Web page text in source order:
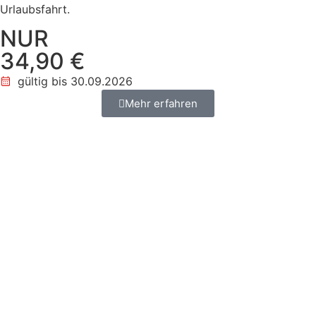
Urlaubsfahrt.
NUR
34,90 €
gültig bis 30.09.2026
Mehr erfahren